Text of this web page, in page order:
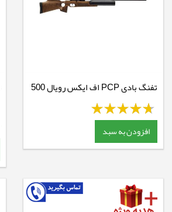
تفنگ بادی PCP اف ایکس رویال 500
افزودن به سبد